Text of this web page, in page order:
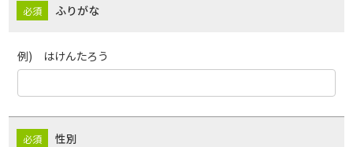
ふりがな
例) はけんたろう
性別